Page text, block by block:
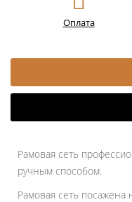
Оплата
Рамовая сеть
ручным способом.
Рамовая сеть посажена